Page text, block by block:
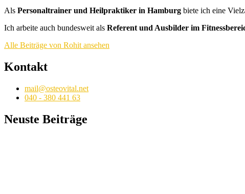
Als Personaltrainer und Heilpraktiker in Hamburg biete ich eine
Ich arbeite auch bundesweit als Referent und Ausbilder im
Alle Beiträge von Rohit ansehen
Kontakt
mail@osteovital.net
040 - 380 441 63
Neuste Beiträge